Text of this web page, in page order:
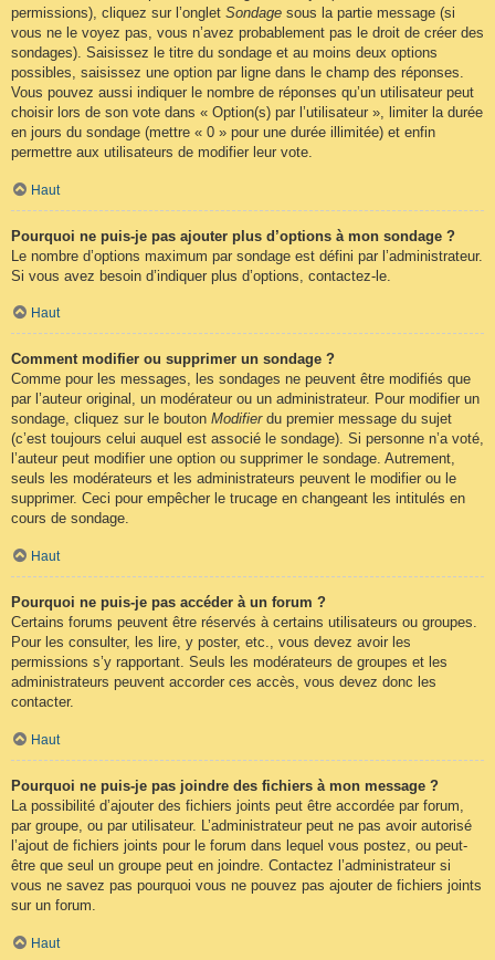
permissions), cliquez sur l’onglet Sondage sous la partie message (si
vous ne le voyez pas, vous n’avez probablement pas le droit de créer des
sondages). Saisissez le titre du sondage et au moins deux options
possibles, saisissez une option par ligne dans le champ des réponses.
Vous pouvez aussi indiquer le nombre de réponses qu’un utilisateur peut
choisir lors de son vote dans « Option(s) par l’utilisateur », limiter la durée
en jours du sondage (mettre « 0 » pour une durée illimitée) et enfin
permettre aux utilisateurs de modifier leur vote.
Haut
Pourquoi ne puis-je pas ajouter plus d’options à mon sondage ?
Le nombre d’options maximum par sondage est défini par l’administrateur.
Si vous avez besoin d’indiquer plus d’options, contactez-le.
Haut
Comment modifier ou supprimer un sondage ?
Comme pour les messages, les sondages ne peuvent être modifiés que
par l’auteur original, un modérateur ou un administrateur. Pour modifier un
sondage, cliquez sur le bouton Modifierdu premier message du sujet
(c’est toujours celui auquel est associé le sondage). Si personne n’a voté,
l’auteur peut modifier une option ou supprimer le sondage. Autrement,
seuls les modérateurs et les administrateurs peuvent le modifier ou le
supprimer. Ceci pour empêcher le trucage en changeant les intitulés en
cours de sondage.
Haut
Pourquoi ne puis-je pas accéder à un forum ?
Certains forums peuvent être réservés à certains utilisateurs ou groupes.
Pour les consulter, les lire, y poster, etc., vous devez avoir les
permissions s’y rapportant. Seuls les modérateurs de groupes et les
administrateurs peuvent accorder ces accès, vous devez donc les
contacter.
Haut
Pourquoi ne puis-je pas joindre des fichiers à mon message ?
La possibilité d’ajouter des fichiers joints peut être accordée par forum,
par groupe, ou par utilisateur. L’administrateur peut ne pas avoir autorisé
l’ajout de fichiers joints pour le forum dans lequel vous postez, ou peut-
être que seul un groupe peut en joindre. Contactez l’administrateur si
vous ne savez pas pourquoi vous ne pouvez pas ajouter de fichiers joints
sur un forum.
Haut